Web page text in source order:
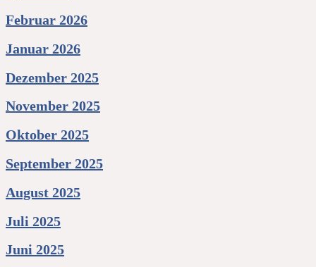
Februar 2026
Januar 2026
Dezember 2025
November 2025
Oktober 2025
September 2025
August 2025
Juli 2025
Juni 2025